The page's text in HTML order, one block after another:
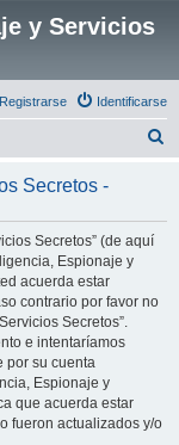
y Servicios
Identificarse
Registrarse
c
Secretos -
Secretos” (de aquí
Espionaje y
acuerda estar
contrario por favor no
Secretos”.
e intentaríamos
por su cuenta
Espionaje y
que acuerda estar
fueron actualizados y/o